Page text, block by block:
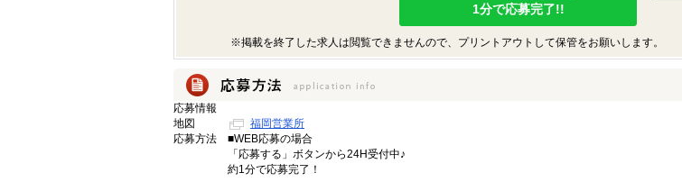
1分で応募完了!!
※掲載を終了した求人は閲覧できませんので、プリントアウトして保管をお願いします。
応募情報
地図
福岡営業所
応募方法
■WEB応募の場合
「応募する」ボタンから24H受付中♪
約1分で応募完了！